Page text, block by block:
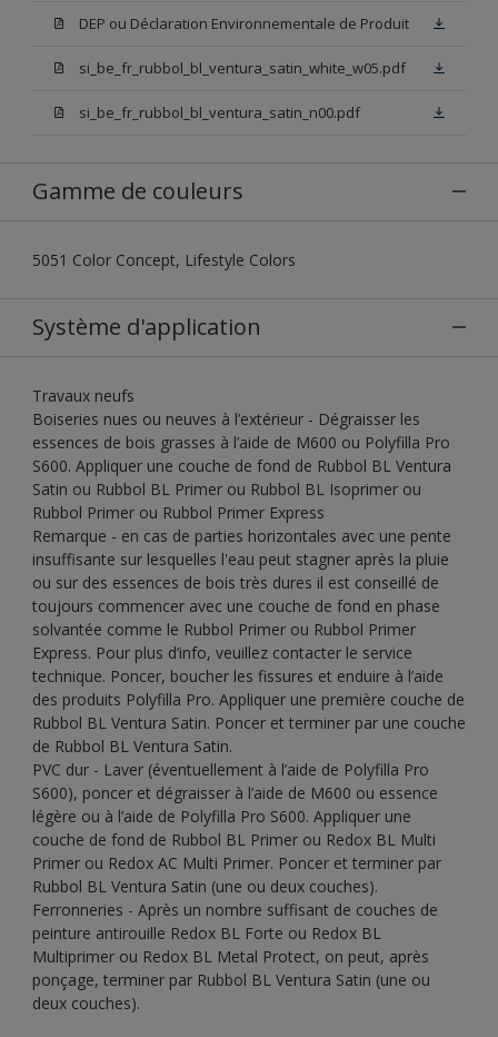
DEP ou Déclaration Environnementale de Produit
si_be_fr_rubbol_bl_ventura_satin_white_w05.pdf
si_be_fr_rubbol_bl_ventura_satin_n00.pdf
Gamme de couleurs
5051 Color Concept, Lifestyle Colors
Système d'application
Travaux neufs
Boiseries nues ou neuves à l’extérieur - Dégraisser les
essences de bois grasses à l’aide de M600 ou Polyfilla Pro
S600. Appliquer une couche de fond de Rubbol BL Ventura
Satin ou Rubbol BL Primer ou Rubbol BL Isoprimer ou
Rubbol Primer ou Rubbol Primer Express
Remarque - en cas de parties horizontales avec une pente
insuffisante sur lesquelles l'eau peut stagner après la pluie
ou sur des essences de bois très dures il est conseillé de
toujours commencer avec une couche de fond en phase
solvantée comme le Rubbol Primer ou Rubbol Primer
Express. Pour plus d’info, veuillez contacter le service
technique. Poncer, boucher les fissures et enduire à l’aide
des produits Polyfilla Pro. Appliquer une première couche de
Rubbol BL Ventura Satin. Poncer et terminer par une couche
de Rubbol BL Ventura Satin.
PVC dur - Laver (éventuellement à l’aide de Polyfilla Pro
S600), poncer et dégraisser à l’aide de M600 ou essence
légère ou à l’aide de Polyfilla Pro S600. Appliquer une
couche de fond de Rubbol BL Primer ou Redox BL Multi
Primer ou Redox AC Multi Primer. Poncer et terminer par
Rubbol BL Ventura Satin (une ou deux couches).
Ferronneries - Après un nombre suffisant de couches de
peinture antirouille Redox BL Forte ou Redox BL
Multiprimer ou Redox BL Metal Protect, on peut, après
ponçage, terminer par Rubbol BL Ventura Satin (une ou
deux couches).